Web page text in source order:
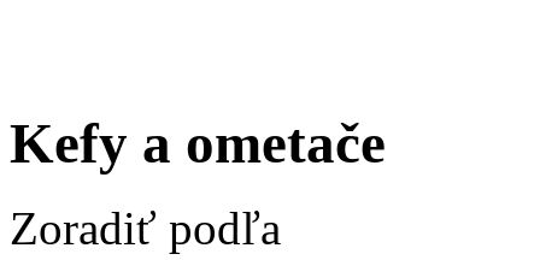
Kefy a ometače
Zoradiť podľa